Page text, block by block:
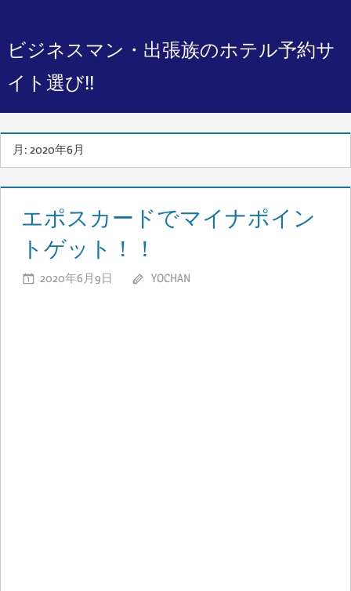
テ
ン
キ
ッ
ビジネスマン・出張族のホテル予約サ
イト選び!!
月: 2020年6月
エポスカードでマイナポイン
トゲット！！
2020年6月9日 YOCHAN